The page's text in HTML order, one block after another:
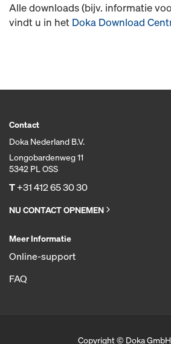
Alle downloads (bijv. informatie
vindt u in het Doka Download
Contact
Doka Nederland B.V.
Longobardenweg 11
5342 PL OSS
T+31 412 65 30 30
NU CONTACT OPNEMEN
Meer Informatie
Online-support
FAQ
Copyright © Doka